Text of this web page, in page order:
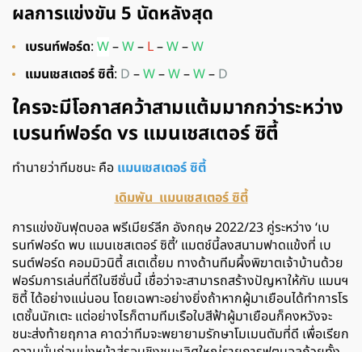
ผลการแข่งขัน 5 นัดหลังสุด
เบรนท์ฟอร์ด: W–W– L–W–W
แมนเชสเตอร์ ซิตี้: D –W–W–W– D
ใครจะมีโอกาสคว้าสามแต้มมากกว่าระหว่าง
เบรนท์ฟอร์ด vs แมนเชสเตอร์ ซิตี้
ทำนายว่าทีมชนะ คือ แมนเชสเตอร์ ซิตี้
เดิมพัน แมนเชสเตอร์ ซิตี้
การแข่งขันฟุตบอล พรีเมียร์ลีก อังกฤษ 2022/23 คู่ระหว่าง ‘เบ
รนท์ฟอร์ด พบ แมนเชสเตอร์ ซิตี้’ แมตช์นี้ลงสนามฟาดแข้งที่ เบ
รนต์ฟอร์ด คอมมิวนิตี้ สเตเดี้ยม ทางด้านทีมผึ้งพิฆาตเจ้าบ้านด้วย
ฟอร์มการเล่นที่ดีในซีซั่นนี้ เชื่อว่าจะสามารถสร้างปัญหาให้กับ แมนฯ
ซิตี้ ได้อย่างแน่นอน โดยเฉพาะอย่างยิ่งถ้าหากผู้มาเยือนได้ทำการโร
เตชั้นนักเตะ แต่อย่างไรก็ตามทีมเรือใบสีฟ้าผู้มาเยือนก็คงหวังจะ
ชนะส่งท้ายฤกาล คาดว่าทีมจะพยายามรักษาโมเมนตัมที่ดี เพื่อเรียก